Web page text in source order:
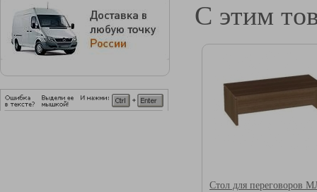
С этим
Стол для переговоров